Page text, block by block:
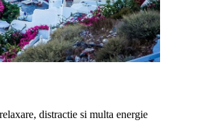
distractie si multa energie